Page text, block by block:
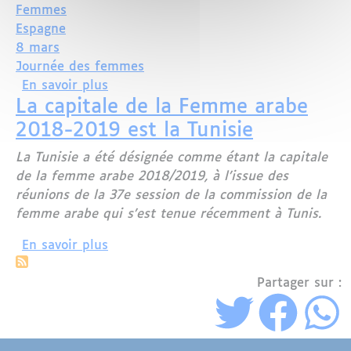
Femmes
Espagne
8 mars
Journée des femmes
En savoir plus
La capitale de la Femme arabe
2018-2019 est la Tunisie
La Tunisie a été désignée comme étant la capitale
de la femme arabe 2018/2019, à l’issue des
réunions de la 37e session de la commission de la
femme arabe qui s’est tenue récemment à Tunis.
En savoir plus
Partager sur :